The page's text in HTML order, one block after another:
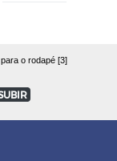
o rodapé [3]